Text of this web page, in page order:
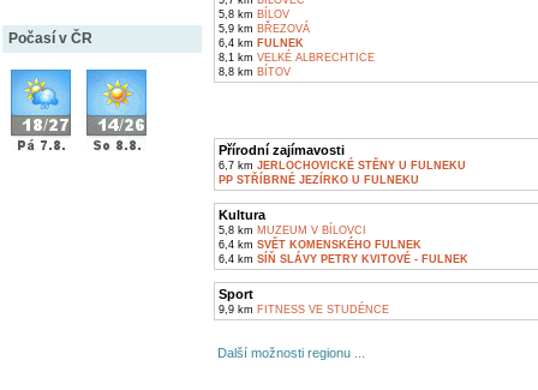
Počasí v ČR
5,8 km BÍLOV
5,9 km BŘEZOVÁ
6,4 km FULNEK
8,1 km VELKÉ ALBRECHTICE
8,8 km BÍTOV
Přírodní zajímavosti
6,7 km JERLOCHOVICKÉ STĚNY U FULNEKU
PP STŘÍBRNÉ JEZÍRKO U FULNEKU
Kultura
5,8 km MUZEUM V BÍLOVCI
6,4 km SVĚT KOMENSKÉHO FULNEK
6,4 km SÍŇ SLÁVY PETRY KVITOVÉ - FULNEK
Sport
9,9 km FITNESS VE STUDÉNCE
Další možnosti regionu ...